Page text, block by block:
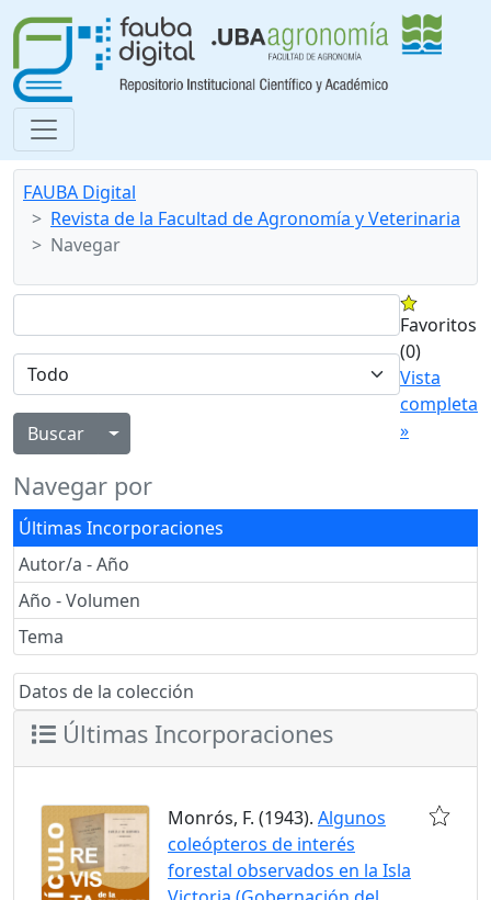
FAUBA Digital
Revista de la Facultad de Agronomía y Veterinaria
Navegar
Alternar menú desplegable
Favoritos
(0)
Vista
completa
»
Navegar por
Últimas Incorporaciones
Autor/a - Año
Año - Volumen
Tema
Datos de la colección
Últimas Incorporaciones
Monrós, F. (1943). Algunos
coleópteros de interés
forestal observados en la Isla